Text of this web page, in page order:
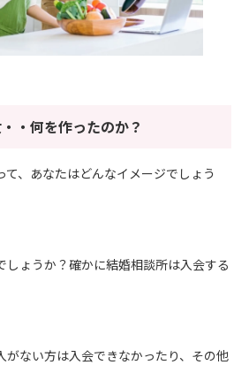
・何を作ったのか？
、あなたはどんなイメージでしょう
しょうか？確かに結婚相談所は入会する
がない方は入会できなかったり、その他